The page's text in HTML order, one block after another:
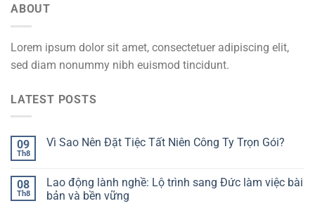
ABOUT
Lorem ipsum dolor sit amet, consectetuer adipiscing elit,
sed diam nonummy nibh euismod tincidunt.
LATEST POSTS
09
Th8
Vì Sao Nên Đặt Tiệc Tất Niên Công Ty Trọn Gói?
08
Th8
Lao động lành nghề: Lộ trình sang Đức làm việc bài
bản và bền vững